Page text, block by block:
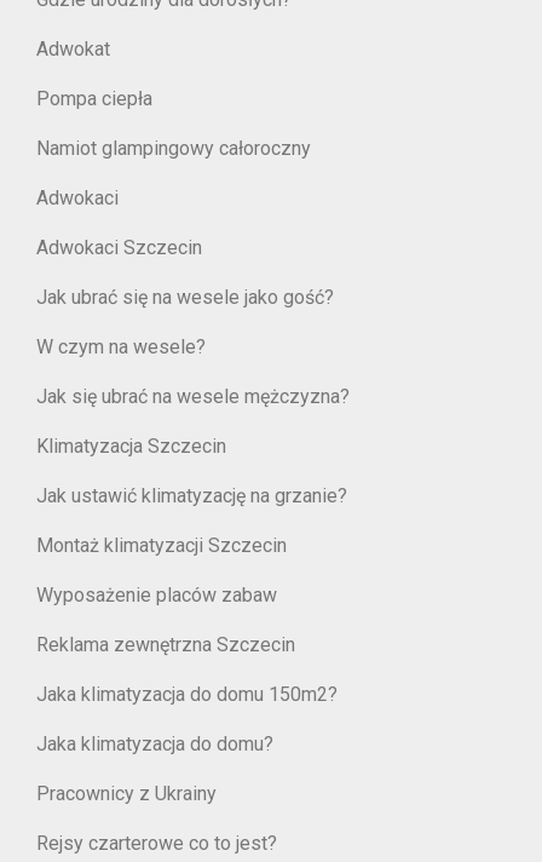
Adwokat
Pompa ciepła
Namiot glampingowy całoroczny
Adwokaci
Adwokaci Szczecin
Jak ubrać się na wesele jako gość?
W czym na wesele?
Jak się ubrać na wesele mężczyzna?
Klimatyzacja Szczecin
Jak ustawić klimatyzację na grzanie?
Montaż klimatyzacji Szczecin
Wyposażenie placów zabaw
Reklama zewnętrzna Szczecin
Jaka klimatyzacja do domu 150m2?
Jaka klimatyzacja do domu?
Pracownicy z Ukrainy
Rejsy czarterowe co to jest?